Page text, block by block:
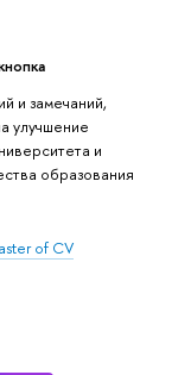
и замечаний,
улучшение
и
образования
of CV